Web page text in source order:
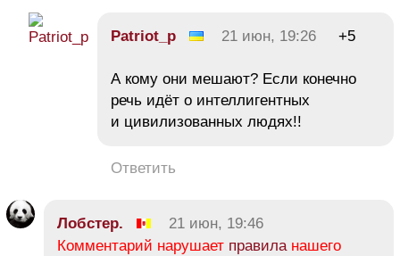
Patriot_p 21 июн, 19:26 +5
А кому они мешают? Если конечно
речь идёт о интеллигентных
и цивилизованных людях!!
Ответить
Лобстер.
21 июн, 19:46
Комментарий нарушает правиланашего